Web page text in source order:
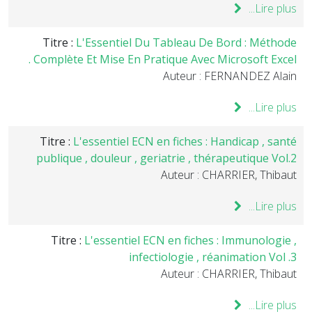
Lire plus...
Titre : L'Essentiel Du Tableau De Bord : Méthode
Complète Et Mise En Pratique Avec Microsoft Excel .
Auteur : FERNANDEZ Alain
Lire plus...
Titre : L'essentiel ECN en fiches : Handicap , santé
publique , douleur , geriatrie , thérapeutique Vol.2
Auteur : CHARRIER, Thibaut
Lire plus...
Titre : L'essentiel ECN en fiches : Immunologie ,
infectiologie , réanimation Vol .3
Auteur : CHARRIER, Thibaut
Lire plus...